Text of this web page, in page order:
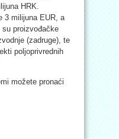
HRK.
3 milijuna EUR, a
proizvođačke
(zadruge), te
poljoprivrednih
možete pronaći